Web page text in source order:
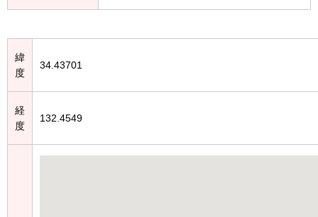
緯
度
34.43701
経
度
132.4549